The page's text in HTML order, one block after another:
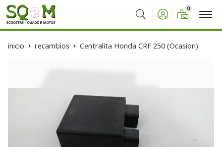
Buscar
0
inicio recambios Centralita Honda CRF 250 (Ocasion)